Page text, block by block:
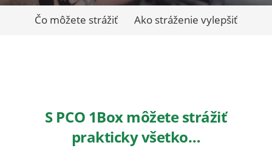
Čo môžete strážiť Ako stráženie vylepšiť
S PCO 1Box môžete strážiť
prakticky všetko…